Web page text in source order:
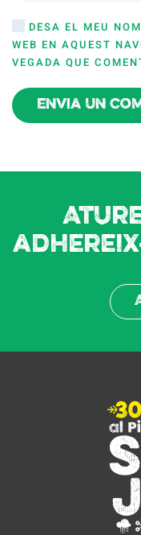
DESA EL MEU
WEB EN AQUEST
VEGADA QUE
Envia un